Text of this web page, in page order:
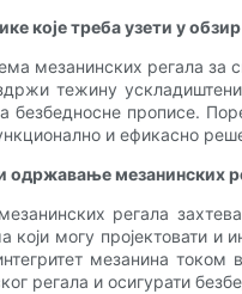
које треба узети у
мезанинских регала за
тежину
безбедносне прописе.
и ефикасно
одржавање мезанинских
регала
могу пројектовати и
мезанина
регала и осигурати